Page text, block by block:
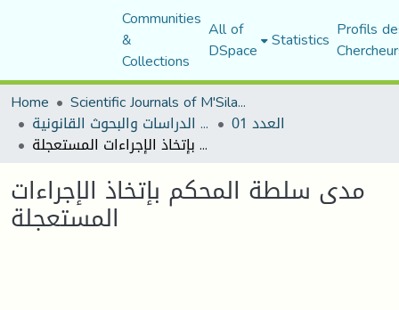
Communities
&
Collections
All of
DSpace Statistics Profils
Home
Scientific Journals of M'Sila University
مجلة الدراسات والبحوث القانونية العدد 01
مدى سلطة المحكم بإتخاذ الإجراءات المستعجلة
مدى سلطة المحكم بإتخاذ الإجراءات
المستعجلة